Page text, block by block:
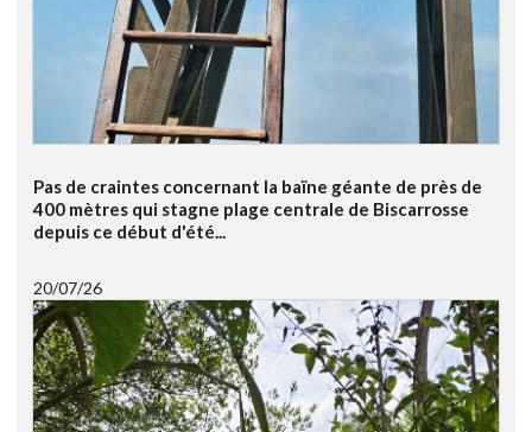
Pas de craintes concernant la baïne géante de près de
400 mètres qui stagne plage centrale de Biscarrosse
depuis ce début d'été...
20/07/26